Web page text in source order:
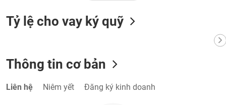
Tỷ lệ cho vay ký quỹ
Thông tin cơ bản
Liên hệ Niêm yết Đăng ký kinh doanh